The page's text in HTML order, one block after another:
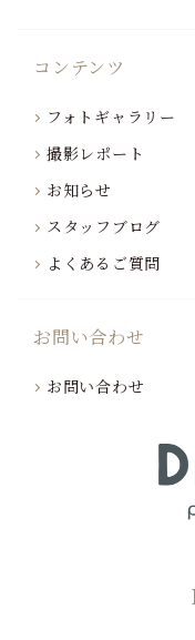
コンテンツ
フォトギャラリー
撮影レポート
お知らせ
スタッフブログ
よくあるご質問
お問い合わせ
お問い合わせ